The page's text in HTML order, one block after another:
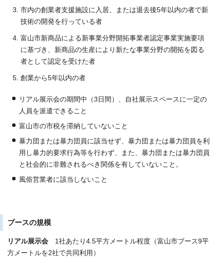
市内の創業者支援施設に入居、または退去後5年以内の者で新
技術の開発を行っている者
富山市新商品による新事業分野開拓事業者認定事業実施要項
に基づき、新商品の生産により新たな事業分野の開拓を図る
者として認定を受けた者
創業から5年以内の者
リアル展示会の期間中（3日間）、自社展示スペースに一定の
人員を派遣できること
富山市の市税を滞納していないこと
暴力団または暴力団員に該当せず、暴力団または暴力団員を利
用し暴力的要求行為等を行わず、また、暴力団または暴力団員
と社会的に非難されるべき関係を有していないこと。
風俗営業者に該当しないこと
ブースの規模
リアル展示会 1社あたり4.5平方メートル程度（富山市ブース9平
方メートルを2社で共同利用）